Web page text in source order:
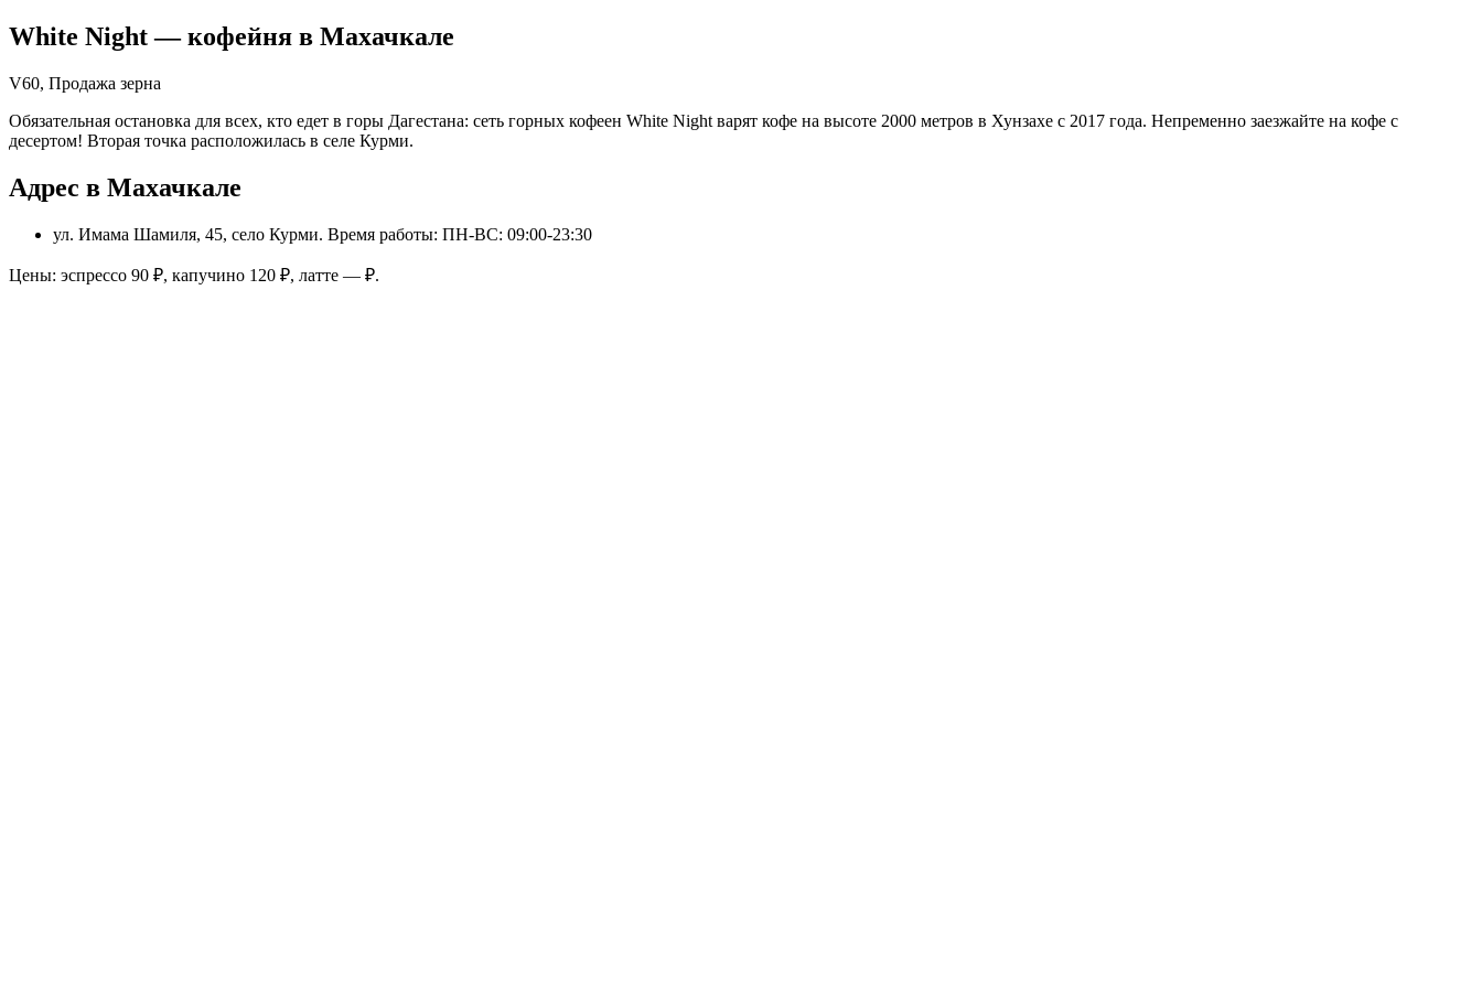
White Night— кофейня в Махачкале
V60, Продажа зерна
Обязательная остановка для всех, кто едет в горы Дагестана: сеть горных кофеен White Night варят кофе на высоте 2000 метров в Хунзахе с 2017 года. Непременно заезжайте на кофе с
десертом! Вторая точка расположилась в селе Курми.
Адрес в Махачкале
ул. Имама Шамиля, 45, село Курми. Время работы: ПН-ВС: 09:00-23:30
Цены: эспрессо 90 ₽, капучино 120 ₽, латте — ₽.